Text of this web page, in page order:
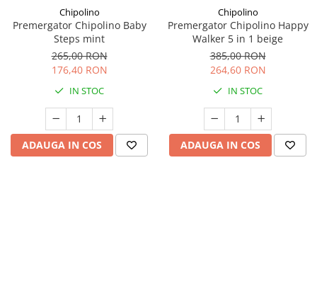
Chipolino
Premergator Chipolino Baby
Steps mint
265,00 RON
176,40 RON
IN STOC
ADAUGA IN COS
Chipolino
Premergator Chipolino Happy
Walker 5 in 1 beige
385,00 RON
264,60 RON
IN STOC
ADAUGA IN COS